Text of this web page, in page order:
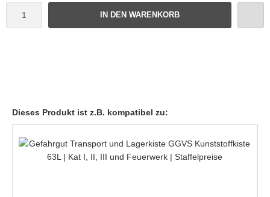
IN DEN WARENKORB
Dieses Produkt ist z.B. kompatibel zu: